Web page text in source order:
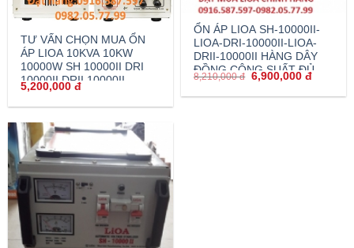
TƯ VẤN CHỌN MUA ỔN
ÁP LIOA 10KVA 10KW
10000W SH 10000II DRI
10000II DRII 10000II
5,200,000đ
ỔN ÁP LIOA SH-10000II-
LIOA-DRI-10000II-LIOA-
DRII-10000II HÀNG DÂY
ĐỒNG CÔNG SUẤT ĐỦ
8,210,000đ 6,900,000 đ